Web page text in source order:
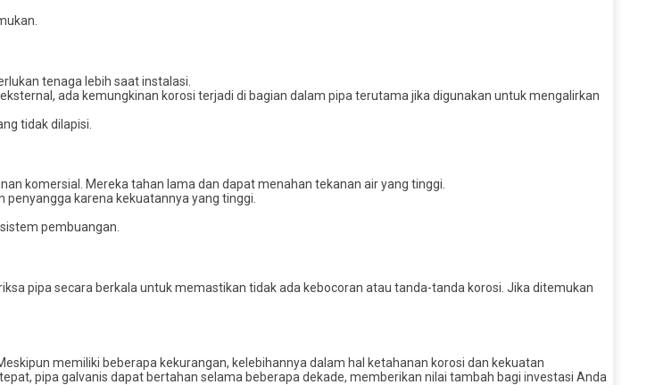
tenaga lebih saat instalasi.
ada kemungkinan korosi terjadi di bagian dalam pipa terutama jika digunakan untuk mengalirkan
tidak dilapisi.
komersial. Mereka tahan lama dan dapat menahan tekanan air yang tinggi.
penyangga karena kekuatannya yang tinggi.
pembuangan.
pipa secara berkala untuk memastikan tidak ada kebocoran atau tanda-tanda korosi. Jika ditemukan
memiliki beberapa kekurangan, kelebihannya dalam hal ketahanan korosi dan kekuatan
pipa galvanis dapat bertahan selama beberapa dekade, memberikan nilai tambah bagi investasi Anda